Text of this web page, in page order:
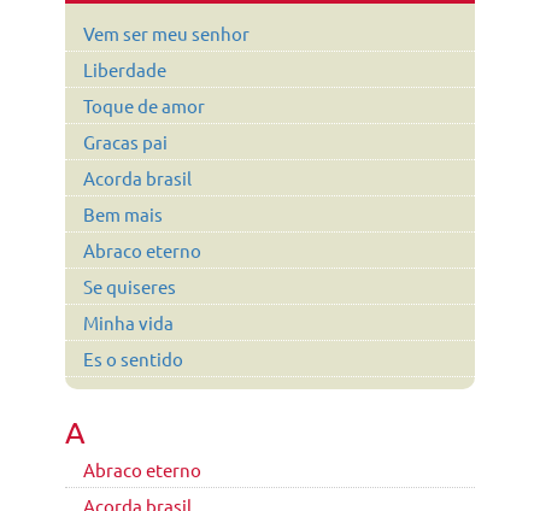
Vem ser meu senhor
Liberdade
Toque de amor
Gracas pai
Acorda brasil
Bem mais
Abraco eterno
Se quiseres
Minha vida
Es o sentido
A
Abraco eterno
Acorda brasil